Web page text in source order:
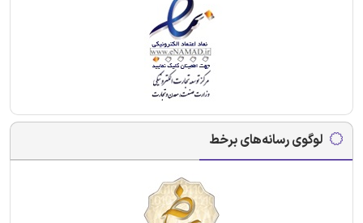
لوگوی رسانه‌های برخط